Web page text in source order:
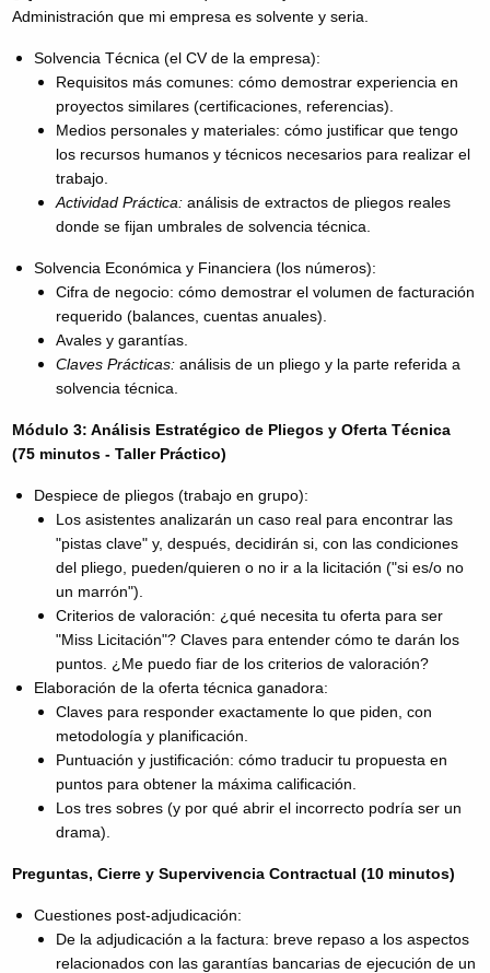
Administración que mi empresa es solvente y seria.
Solvencia Técnica (el CV de la empresa):
Requisitos más comunes: cómo demostrar experiencia en
proyectos similares (certificaciones, referencias).
Medios personales y materiales: cómo justificar que tengo
los recursos humanos y técnicos necesarios para realizar el
trabajo.
Actividad Práctica:análisis de extractos de pliegos reales
donde se fijan umbrales de solvencia técnica.
Solvencia Económica y Financiera (los números):
Cifra de negocio: cómo demostrar el volumen de facturación
requerido (balances, cuentas anuales).
Avales y garantías.
Claves Prácticas:análisis de un pliego y la parte referida a
solvencia técnica.
Módulo 3: Análisis Estratégico de Pliegos y Oferta Técnica
(75 minutos - Taller Práctico)
Despiece de pliegos (trabajo en grupo):
Los asistentes analizarán un caso real para encontrar las
"pistas clave" y, después, decidirán si, con las condiciones
del pliego, pueden/quieren o no ir a la licitación ("si es/o no
un marrón").
Criterios de valoración: ¿qué necesita tu oferta para ser
"Miss Licitación"? Claves para entender cómo te darán los
puntos. ¿Me puedo fiar de los criterios de valoración?
Elaboración de la oferta técnica ganadora:
Claves para responder exactamente lo que piden, con
metodología y planificación.
Puntuación y justificación: cómo traducir tu propuesta en
puntos para obtener la máxima calificación.
Los tres sobres (y por qué abrir el incorrecto podría ser un
drama).
Preguntas, Cierre y Supervivencia Contractual (10 minutos)
Cuestiones post-adjudicación:
De la adjudicación a la factura: breve repaso a los aspectos
relacionados con las garantías bancarias de ejecución de un